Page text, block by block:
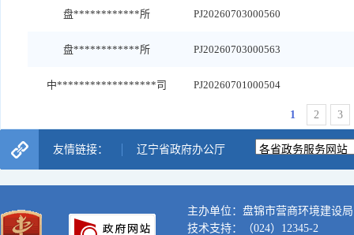
盘************所 PJ20260703000560
盘************所 PJ20260703000563
中******************司 PJ20260701000504
1 2 3
友情链接： 辽宁省政府办公厅
主办单位：盘锦市营商环境建设局
技术支持：（024）12345-2